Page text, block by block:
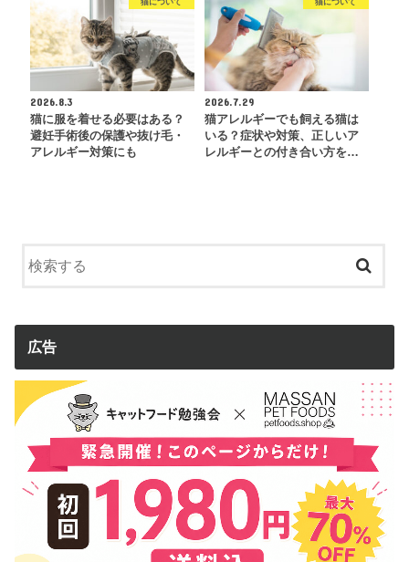
猫について
2026.8.3
猫に服を着せる必要はある？
避妊手術後の保護や抜け毛・
アレルギー対策にも
猫について
2026.7.29
猫アレルギーでも飼える猫は
いる？症状や対策、正しいア
レルギーとの付き合い方を…
広告